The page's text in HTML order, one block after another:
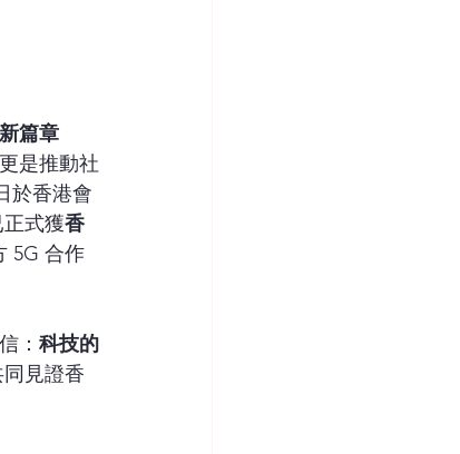
篇章
是推動社
於香港會
式獲香
5G 合作
： 科技的
見證香